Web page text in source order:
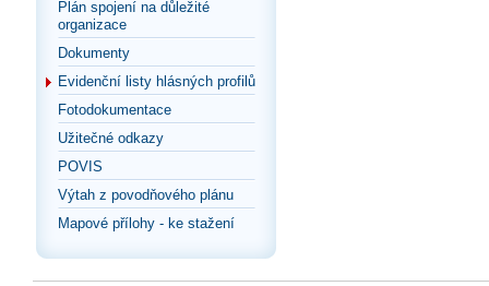
Plán spojení na důležité
organizace
Dokumenty
Evidenční listy hlásných profilů
Fotodokumentace
Užitečné odkazy
POVIS
Výtah z povodňového plánu
Mapové přílohy - ke stažení